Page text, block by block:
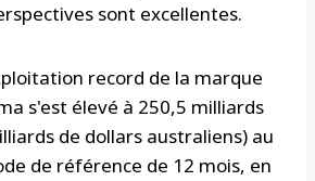
sont excellentes.
record de la marque
s'est élevé à 250,5 milliards
de dollars australiens) au
de référence de 12 mois, en